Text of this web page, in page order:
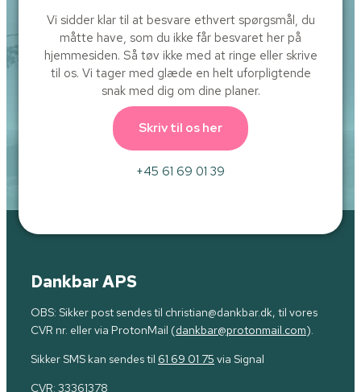
Vi sidder klar til at besvare ethvert spørgsmål, du
måtte have, som du ikke får besvaret her på
hjemmesiden. Så tøv ikke med at ringe eller skrive
til os. Vi tager med glæde en helt uforpligtende
snak med dig om dine planer.
Skriv til os her
+45 61 69 01 39
Dankbar APS
OBS: Sikker post sendes til christian@dankbar.dk, til vores
CVR nr. eller via ProtonMail (dankbar@protonmail.com).
Sikker SMS kan sendes til 61 69 01 75 via Signal
CVR: 33361378